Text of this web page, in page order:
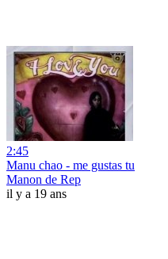
2:45
Manu chao - me gustas tu
Manon de Rep
il y a 19 ans